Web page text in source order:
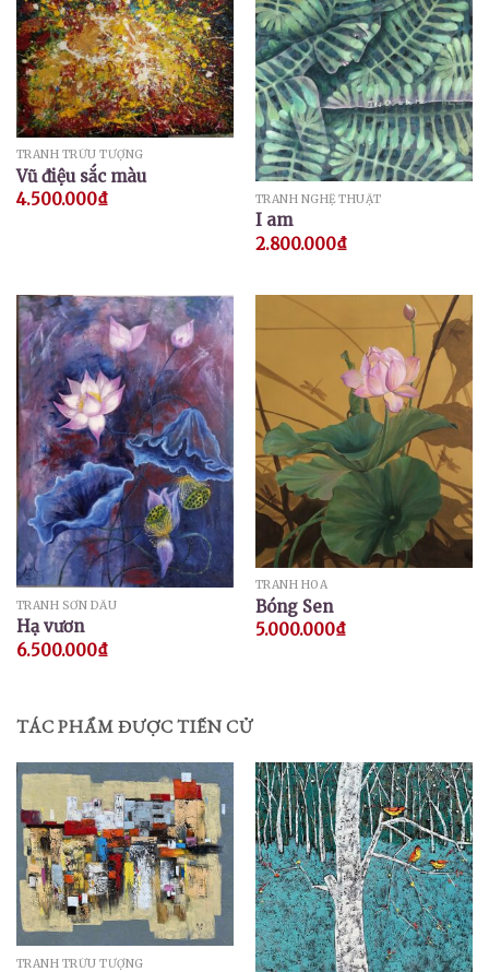
TRANH TRỪU TƯỢNG
Vũ điệu sắc màu
4.500.000₫ TRANH NGHỆ THUẬT
I am
2.800.000₫
TRANH SƠN DẦU
Hạ vươn
6.500.000₫
TRANH HOA
Bóng Sen
5.000.000₫
TÁC PHẨM ĐƯỢC TIẾN CỬ
TRANH TRỪU TƯỢNG